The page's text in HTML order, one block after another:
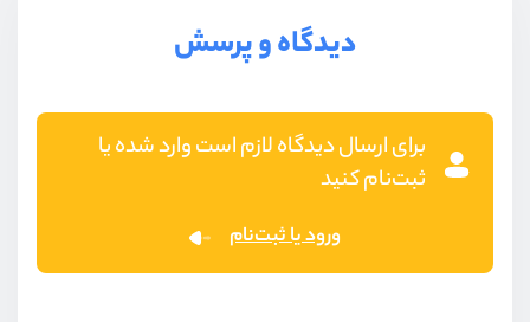
دیدگاه و پرسش
برای ارسال دیدگاه لازم است وارد شده یا
ثبت‌نام کنید
ورود یا ثبت‌نام